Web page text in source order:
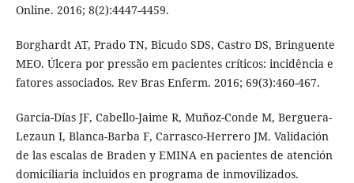
Online. 2016; 8(2):4447-4459.
Borghardt AT, Prado TN, Bicudo SDS, Castro DS, Bringuente
MEO. Úlcera por pressão em pacientes críticos: incidência e
fatores associados. Rev Bras Enferm. 2016; 69(3):460-467.
Garcia-Días JF, Cabello-Jaime R, Muñoz-Conde M, Berguera-
Lezaun I, Blanca-Barba F, Carrasco-Herrero JM. Validación
de las escalas de Braden y EMINA en pacientes de atención
domiciliaria incluidos en programa de inmovilizados.